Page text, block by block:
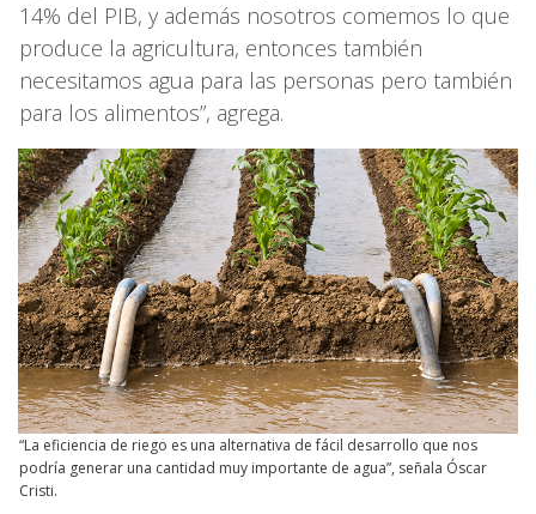
14% del PIB, y además nosotros comemos lo que
produce la agricultura, entonces también
necesitamos agua para las personas pero también
para los alimentos”, agrega.
“La eficiencia de riego es una alternativa de fácil desarrollo que nos
podría generar una cantidad muy importante de agua”, señala Óscar
Cristi.